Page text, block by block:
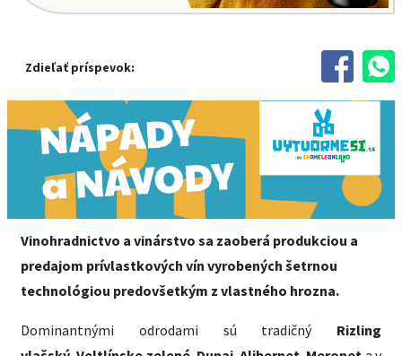
Zdieľať príspevok:
Vinohradnictvo a vinárstvo sa zaoberá produkciou a
predajom prívlastkových vín vyrobených šetrnou
technológiou predovšetkým z vlastného hrozna.
Dominantnými odrodami sú tradičný Rizling